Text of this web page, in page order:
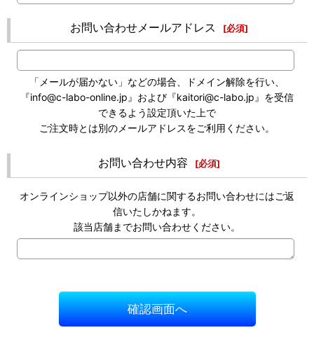
お問い合わせメールアドレス [必須]
「メールが届かない」などの場合、ドメイン解除を行い、
『info@c-labo-online.jp』および『kaitori@c-labo.jp』を受信
できるよう設定頂いた上で
ご注文時とは別のメールアドレスをご利用ください。
お問い合わせ内容 [必須]
オンラインショップ以外の店舗に関するお問い合わせにはご返
信いたしかねます。
該当店舗までお問い合わせください。
確認画面へ